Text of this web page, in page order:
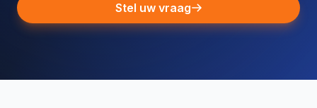
Stel uw vraag